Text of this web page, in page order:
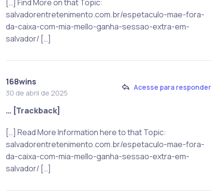
[…] Find More on that Topic:
salvadorentretenimento.com.br/espetaculo-mae-fora-
da-caixa-com-mia-mello-ganha-sessao-extra-em-
salvador/ […]
168wins
30 de abril de 2025
Acesse para responder
… [Trackback]
[…] Read More Information here to that Topic:
salvadorentretenimento.com.br/espetaculo-mae-fora-
da-caixa-com-mia-mello-ganha-sessao-extra-em-
salvador/ […]